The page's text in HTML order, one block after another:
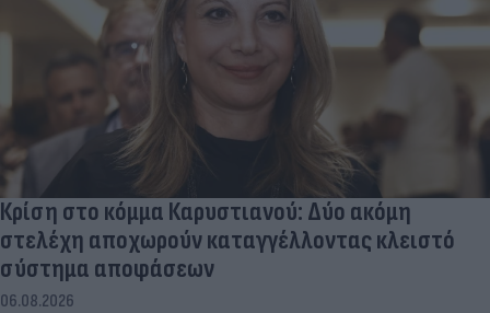
Κρίση στο κόμμα Καρυστιανού: Δύο ακόμη
στελέχη αποχωρούν καταγγέλλοντας κλειστό
σύστημα αποφάσεων
06.08.2026